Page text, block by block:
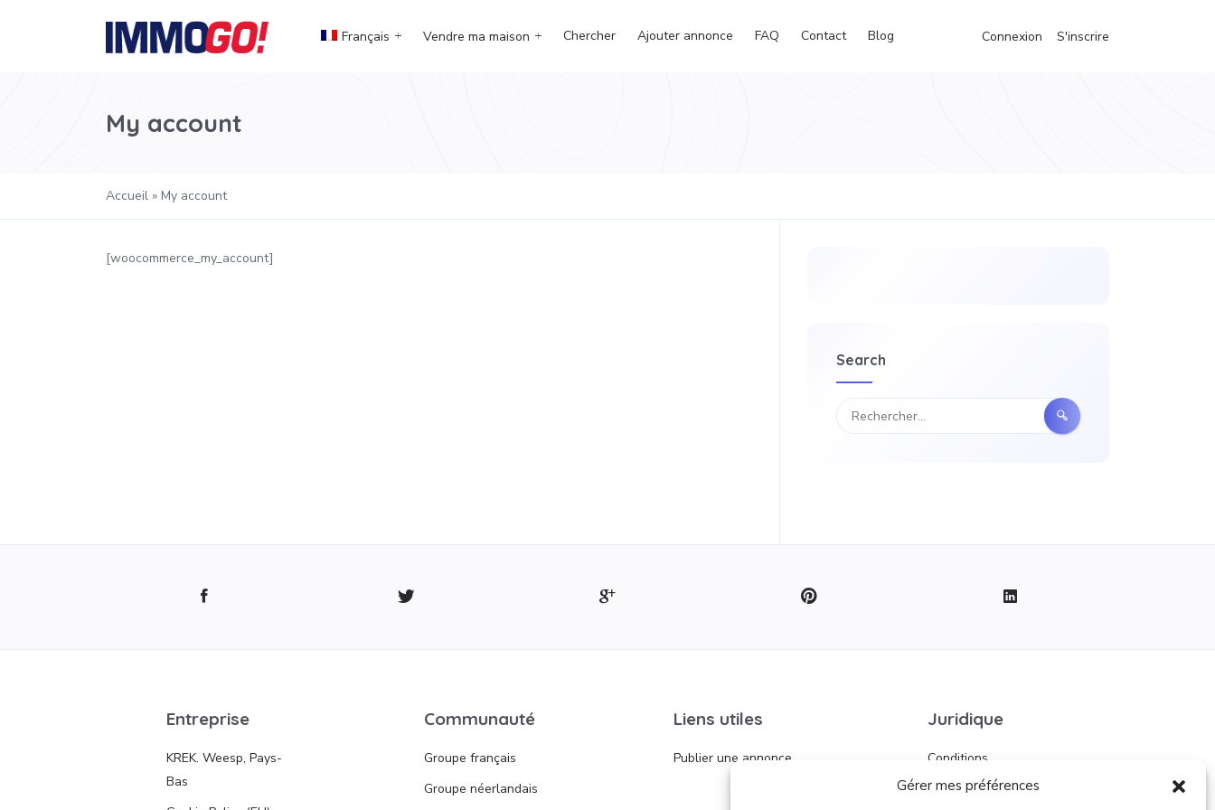
Gérer mes préférences
Français Vendre ma maison Chercher Ajouter annonce FAQ Contact Blog Connexion S'inscrire
My account
Accueil » My account
[woocommerce_my_account]
Search
Entreprise
KREK. Weesp, Pays-
Bas
Communauté
Groupe français
Groupe néerlandais
Liens utiles
Publier une annonce
Juridique
Conditions
d’utilisation